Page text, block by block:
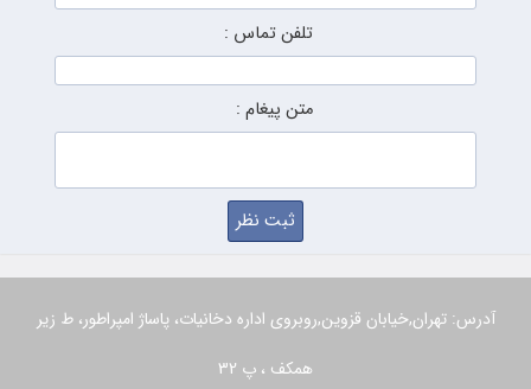
تلفن تماس :
متن پیغام :
آدرس: تهران,خیابان قزوین,روبروی اداره دخانیات، پاساژ امپراطور، ط زیر
همکف ، پ 32